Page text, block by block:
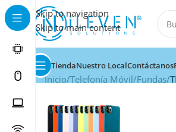
Skip to navigation
Skip to main content
TiendaNuestro LocalContáctanos
Inicio/Telefonía Móvil/Fundas/